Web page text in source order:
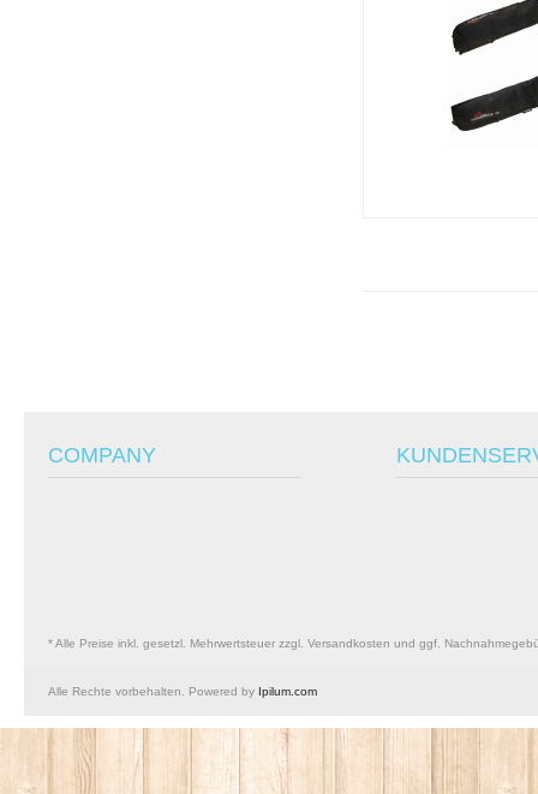
COMPANY
* Alle Preise inkl. gesetzl. Mehrwertsteuer zzgl. Versandkosten und ggf.
Alle Rechte vorbehalten. Powered by Ipilum.com